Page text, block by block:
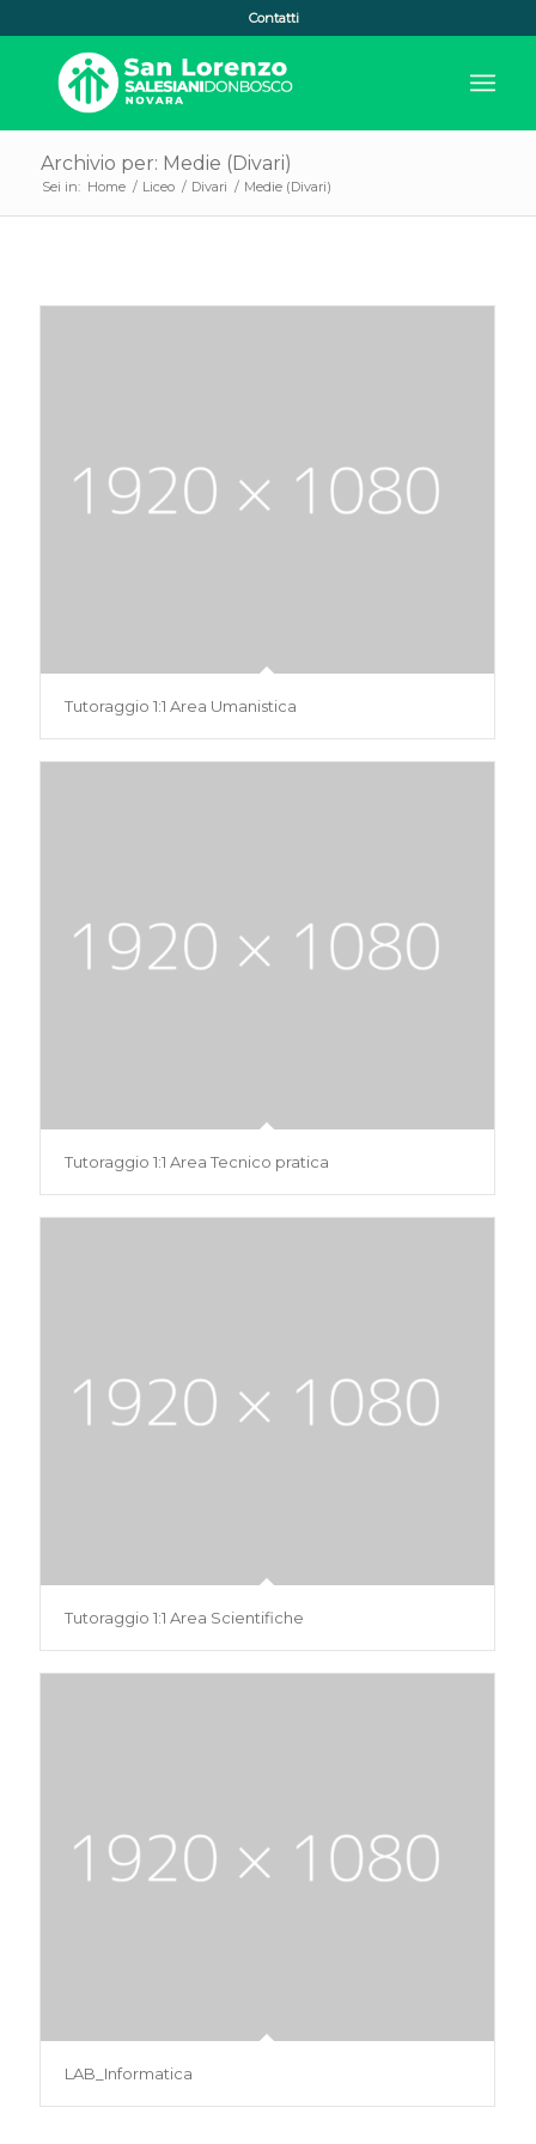
Contatti
Archivio per: Medie (Divari)
Sei in: Home / Liceo / Divari / Medie (Divari)
Tutoraggio 1:1 Area Umanistica
Tutoraggio 1:1 Area Tecnico pratica
Tutoraggio 1:1 Area Scientifiche
LAB_Informatica